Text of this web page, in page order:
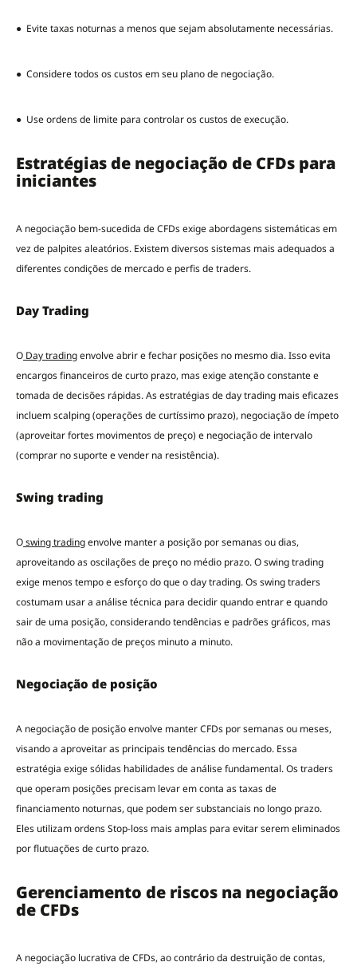
● Evite taxas noturnas a menos que sejam absolutamente necessárias.
● Considere todos os custos em seu plano de negociação.
● Use ordens de limite para controlar os custos de execução.
Estratégias de negociação de CFDs para
iniciantes
A negociação bem-sucedida de CFDs exige abordagens sistemáticas em
vez de palpites aleatórios. Existem diversos sistemas mais adequados a
diferentes condições de mercado e perfis de traders.
Day Trading
O Day tradingenvolve abrir e fechar posições no mesmo dia. Isso evita
encargos financeiros de curto prazo, mas exige atenção constante e
tomada de decisões rápidas. As estratégias de day trading mais eficazes
incluem scalping (operações de curtíssimo prazo), negociação de ímpeto
(aproveitar fortes movimentos de preço) e negociação de intervalo
(comprar no suporte e vender na resistência).
Swing trading
Oswing tradingenvolve manter a posição por semanas ou dias,
aproveitando as oscilações de preço no médio prazo. O swing trading
exige menos tempo e esforço do que o day trading. Os swing traders
costumam usar a análise técnica para decidir quando entrar e quando
sair de uma posição, considerando tendências e padrões gráficos, mas
não a movimentação de preços minuto a minuto.
Negociação de posição
A negociação de posição envolve manter CFDs por semanas ou meses,
visando a aproveitar as principais tendências do mercado. Essa
estratégia exige sólidas habilidades de análise fundamental. Os traders
que operam posições precisam levar em conta as taxas de
financiamento noturnas, que podem ser substanciais no longo prazo.
Eles utilizam ordens Stop-loss mais amplas para evitar serem eliminados
por flutuações de curto prazo.
Gerenciamento de riscos na negociação
de CFDs
A negociação lucrativa de CFDs, ao contrário da destruição de contas,